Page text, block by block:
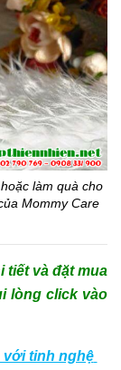
làm quà cho
Mommy Care
tiết và đặt mua
lòng click vào
với tinh nghệ